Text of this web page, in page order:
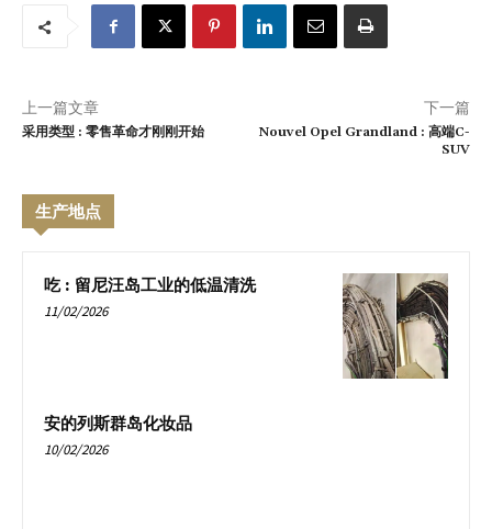
上一篇文章
采用类型 : 零售革命才刚刚开始
下一篇
Nouvel Opel Grandland : 高端C-
SUV
生产地点
吃 : 留尼汪岛工业的低温清洗
11/02/2026
安的列斯群岛化妆品
10/02/2026